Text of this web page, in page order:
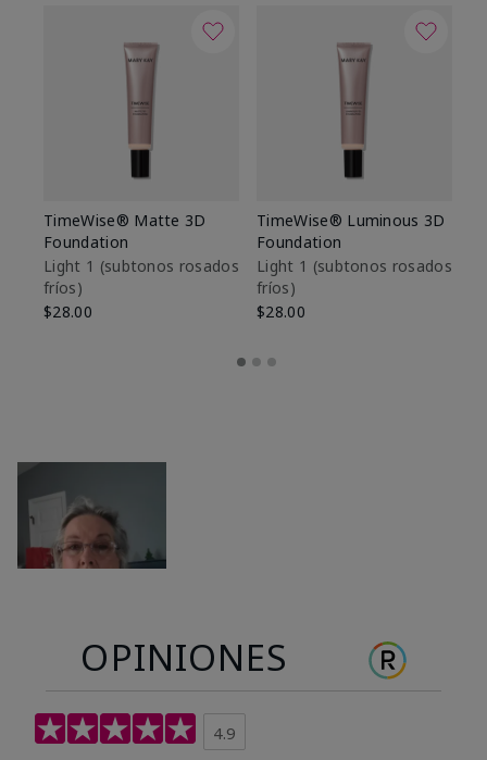
TimeWise® Matte 3D
Foundation
Light 1​ (subtonos rosados
fríos)
$28.00
TimeWise® Luminous 3D
Foundation
Light 1​ (subtonos rosados
fríos)
$28.00
OPINIONES
4.9